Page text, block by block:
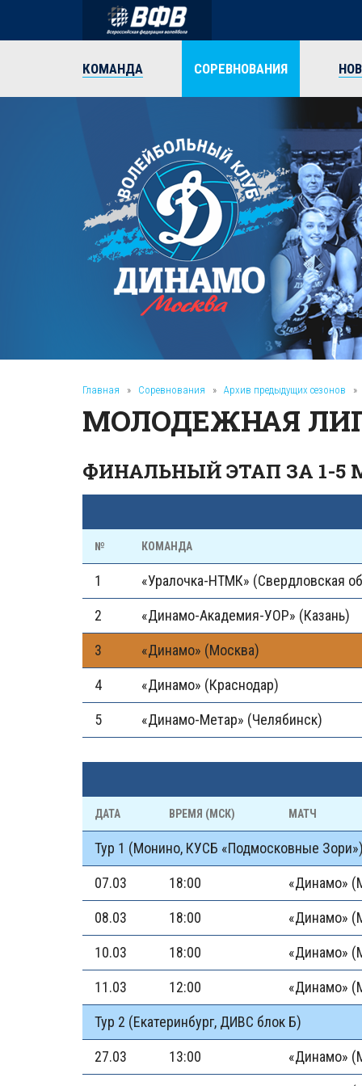
КОМАНДА СОРЕВНОВАНИЯ
Главная » Соревнования » Архив предыдущих сезонов »
МОЛОДЕЖНАЯ
ФИНАЛЬНЫЙ ЭТАП ЗА 1-5
№ КОМАНДА
1 «Уралочка-НТМК» (Свердловская
2 «Динамо-Академия-УОР» (Казань)
3 «Динамо» (Москва)
4 «Динамо» (Краснодар)
5 «Динамо-Метар» (Челябинск)
ДАТА ВРЕМЯ (МСК) МАТЧ
Тур 1 (Монино, КУСБ «Подмосковные
07.03 18:00 «Динамо»
08.03 18:00 «Динамо»
10.03 18:00 «Динамо»
11.03 12:00 «Динамо»
Тур 2 (Екатеринбург, ДИВС блок Б)
27.03 13:00 «Динамо»